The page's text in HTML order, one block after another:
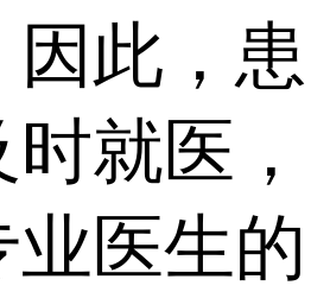
此，患
就医，
医生的